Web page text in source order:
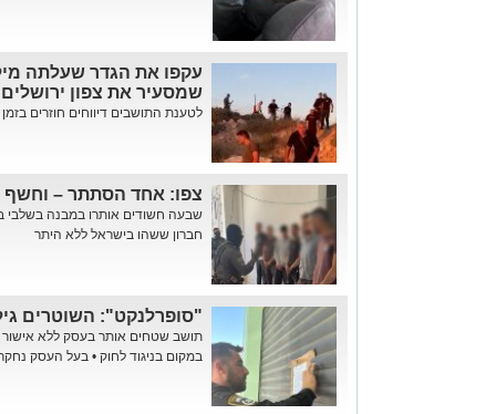
עקפו את הגדר שעלתה
שמסעיר את צפון ירושלים
לטענת התושבים דיווחים חוזרים
צפו: אחד הסתתר –
שבעה חשודים אותרו במבנה בשלבי
חברון ששהו בישראל ללא היתר
"סופרלנקט": השוטרים
תושב שטחים אותר בעסק ללא אישור
במקום בניגוד לחוק • בעל העסק